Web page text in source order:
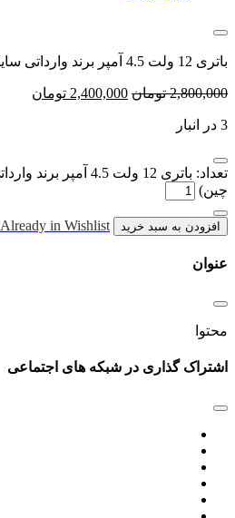
باتری 12 ولت 4.5 آمپر برند وارداتی سایکل CYCLE(تایلند-چین)
2,800,000 تومان 2,400,000 تومان
3 در انبار
چین)
افزودن به سبد خرید Already in Wishlist
عنوان
محتوا
اشتراک گذاری در شبکه های اجتماعی